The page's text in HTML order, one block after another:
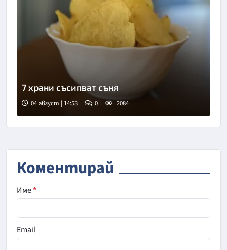
Снимка: БГНЕС
7 храни съсипват съня
04 август | 14:53 0 2084
Коментирай
Име*
Email